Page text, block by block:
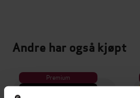
Andre har også kjøpt
Premium
Vinner av Rivertonprisen